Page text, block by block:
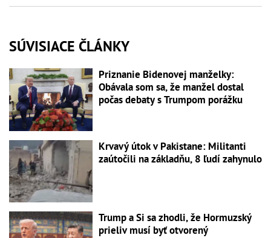
SÚVISIACE ČLÁNKY
Priznanie Bidenovej manželky:
Obávala som sa, že manžel dostal
počas debaty s Trumpom porážku
Krvavý útok v Pakistane: Militanti
zaútočili na základňu, 8 ľudí zahynulo
Trump a Si sa zhodli, že Hormuzský
prieliv musí byť otvorený